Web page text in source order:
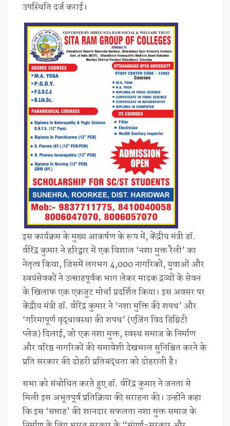
उपस्थिति दर्ज कराई।
इस कार्यक्रम के मुख्य आकर्षण के रूप में, केंद्रीय मंत्री डॉ.
वीरेंद्र कुमार ने हरिद्वार में एक विशाल ‘नशा मुक्त रैली’ का
नेतृत्व किया, जिसमें लगभग 4,000 नागरिकों, युवाओं और
स्वयंसेवकों ने उत्साहपूर्वक भाग लेकर मादक द्रव्यों के सेवन
के खिलाफ एक एकजुट मोर्चा प्रदर्शित किया। इस अवसर पर
केंद्रीय मंत्री डॉ. वीरेंद्र कुमार ने ‘नशा मुक्ति की शपथ’ और
‘गरिमापूर्ण वृद्धावस्था की शपथ’ (एजिंग विद डिग्निटी
प्लेज) दिलाई, जो एक नशा मुक्त, स्वस्थ समाज के निर्माण
और वरिष्ठ नागरिकों की समावेशी देखभाल सुनिश्चित करने के
प्रति सरकार की दोहरी प्रतिबद्धता को दोहराती है।
सभा को संबोधित करते हुए डॉ. वीरेंद्र कुमार ने जनता से
मिली इस अभूतपूर्व प्रतिक्रिया की सराहना की। उन्होंने कहा
कि इस ‘सप्ताह’ की शानदार सफलता नशा मुक्त समाज के